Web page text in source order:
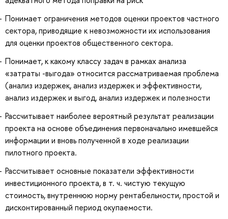
Понимает ограничения методов оценки проектов частного
сектора, приводящие к невозможности их использования
для оценки проектов общественного сектора.
Понимает, к какому классу задач в рамках анализа
«затраты -выгода» относится рассматриваемая проблема
(анализ издержек, анализ издержек и эффективности,
анализ издержек и выгод, анализ издержек и полезности
Рассчитывает наиболее вероятный результат реализации
проекта на основе объединения первоначально имевшейся
информации и вновь полученной в ходе реализации
пилотного проекта.
Рассчитывает основные показатели эффективности
инвестиционного проекта, в т. ч. чистую текущую
стоимость, внутреннюю норму рентабельности, простой и
дисконтированный период окупаемости.